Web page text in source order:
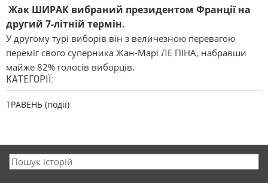
Жак ШИРАК вибраний президентом Франції на
другий 7-літній термін.
У другому турі виборів він з величезною перевагою
переміг свого суперника Жан-Марі ЛЕ ПІНА, набравши
майже 82% голосів виборців.
КАТЕГОРІЇ:
ТРАВЕНЬ (події)